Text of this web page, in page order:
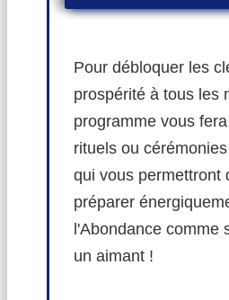
Pour débloquer les
prospérité à tous les
programme vous
rituels ou
qui vous permettront
préparer
l'Abondance comme
un aimant !